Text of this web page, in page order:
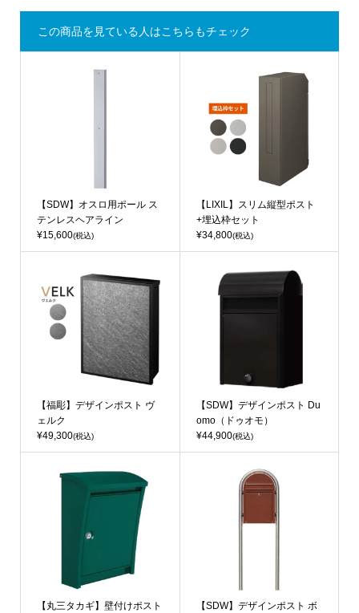
この商品を見ている人はこちらもチェック
【SDW】オスロ用ポール ス
テンレスヘアライン
¥15,600(税込)
【LIXIL】スリム縦型ポスト
+埋込枠セット
¥34,800(税込)
【福彫】デザインポスト ヴ
ェルク
¥49,300(税込)
【SDW】デザインポスト Du
omo（ドゥオモ）
¥44,900(税込)
【丸三タカギ】壁付けポスト
【SDW】デザインポスト ボ